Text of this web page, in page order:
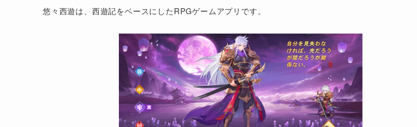
悠々西遊は、西遊記をベースにしたRPGゲームアプリです。